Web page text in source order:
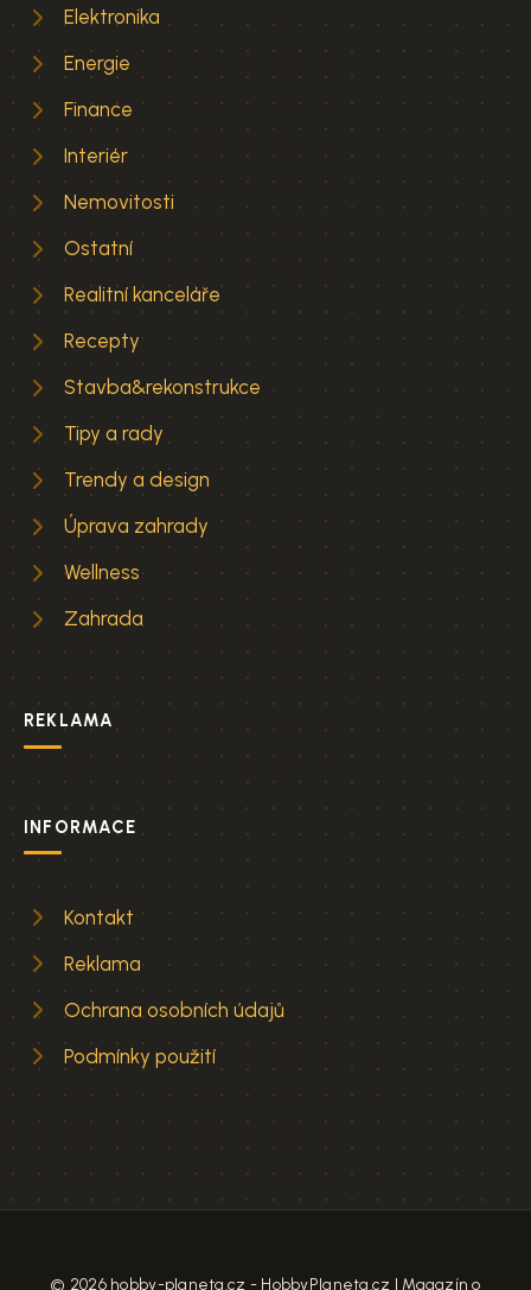
Elektronika
Energie
Finance
Interiér
Nemovitosti
Ostatní
Realitní kanceláře
Recepty
Stavba&rekonstrukce
Tipy a rady
Trendy a design
Úprava zahrady
Wellness
Zahrada
REKLAMA
INFORMACE
Kontakt
Reklama
Ochrana osobních údajů
Podmínky použití
© 2026 hobby-planeta.cz - HobbyPlaneta.cz | Magazín o